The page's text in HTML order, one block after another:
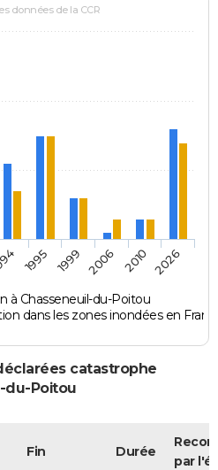
données de la CCR
à Chasseneuil-du-Poitou
dans les zones inondées en
1995 1999 2006 2010 2026
catastrophe
du-Poitou
Fin Durée
par